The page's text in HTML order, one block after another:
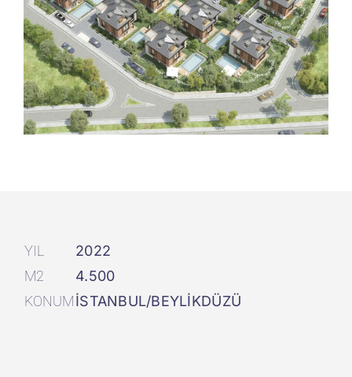
YIL
2022
M2
4.500
KONUMİSTANBUL/BEYLİKDÜZÜ